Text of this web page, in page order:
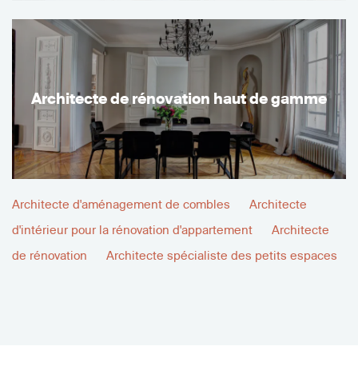
Architecte de rénovation haut de gamme
Architecte d'aménagement de combles
Architecte
d'intérieur pour la rénovation d'appartement
Architecte
de rénovation
Architecte spécialiste des petits espaces